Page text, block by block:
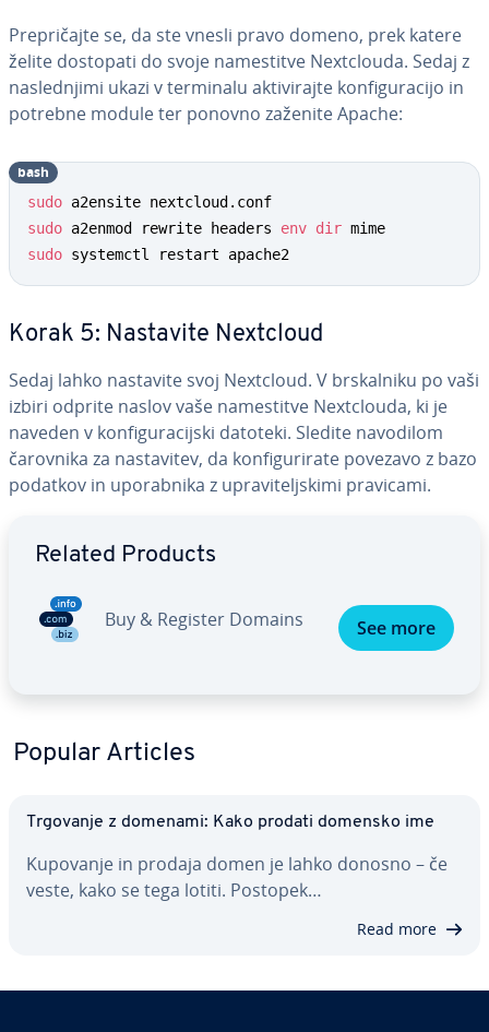
Pre­pri­čaj­te se, da ste vnesli pravo domeno, prek katere
želite dostopati do svoje na­me­sti­tve Ne­xt­clo­u­da. Sedaj z
na­sle­dnji­mi ukazi v terminalu ak­ti­vi­raj­te kon­fi­gu­ra­ci­jo in
potrebne module ter ponovno zaženite Apache:
sudo
sudo a2enmod rewrite headers env dir
sudo systemctl restart apache2
bash
Korak 5: Nastavite Nextcloud
Sedaj lahko nastavite svoj Nextcloud. V br­skal­ni­ku po vaši
izbiri odprite naslov vaše na­me­sti­tve Ne­xt­clo­u­da, ki je
naveden v kon­fi­gu­ra­cij­ski datoteki. Sledite navodilom
čarovnika za na­sta­vi­tev, da kon­fi­gu­ri­ra­te povezavo z bazo
podatkov in upo­rab­ni­ka z upra­vi­telj­ski­mi pravicami.
Related Products
Buy & Register Domains See more
Popular Articles
Trgovanje z domenami: Kako prodati domensko ime
Kupovanje in prodaja domen je lahko donosno – če
veste, kako se tega lotiti. Postopek…
Read more